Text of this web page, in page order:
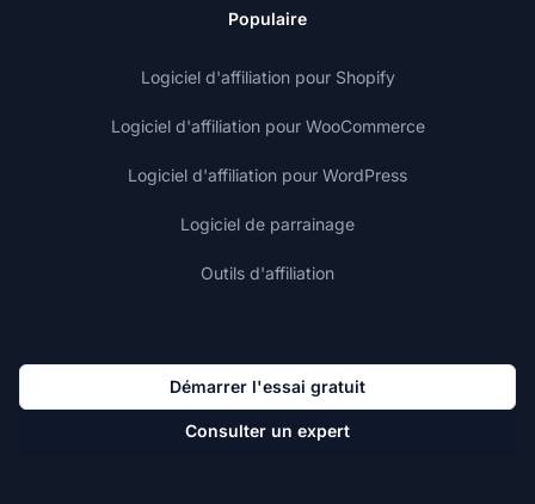
Populaire
Logiciel d'affiliation pour Shopify
Logiciel d'affiliation pour WooCommerce
Logiciel d'affiliation pour WordPress
Logiciel de parrainage
Outils d'affiliation
Démarrer l'essai gratuit
Consulter un expert